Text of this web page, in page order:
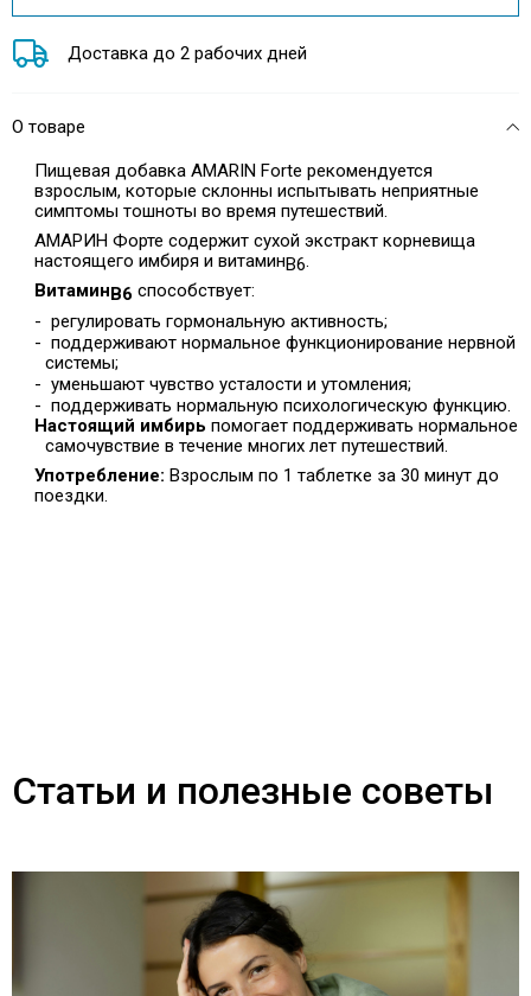
Доставка до 2 рабочих дней
О товаре
Пищевая добавка AMARIN Forte рекомендуется
взрослым, которые склонны испытывать неприятные
симптомы тошноты во время путешествий.
АМАРИН Форте содержит сухой экстракт корневища
настоящего имбиря и витаминВ6
Витамин В6 способствует:
- регулировать гормональную активность;
- поддерживают нормальное функционирование нервной
системы;
- уменьшают чувство усталости и утомления;
- поддерживать нормальную психологическую функцию.
Настоящий имбирь помогает поддерживать нормальное
самочувствие в течение многих лет путешествий.
Употребление: Взрослым по 1 таблетке за 30 минут до
поездки.
Статьи и полезные советы